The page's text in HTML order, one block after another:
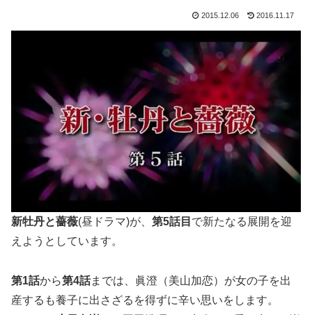
2015.12.06 2016.11.17
新牡丹と薔薇(昼ドラマ)が、 第5話目 で新たなる展開を迎
えようとしています。
第1話から第4話までは、眞澄（美山加恋）が女の子を出
産するも養子に出さざるを得ずに辛い思いをします。